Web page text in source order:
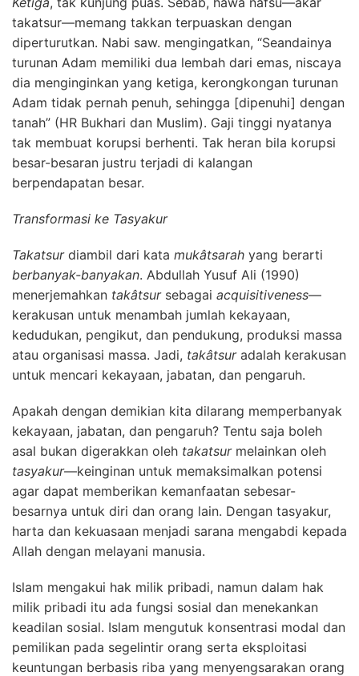
takatsur—memang takkan terpuaskan dengan
diperturutkan. Nabi saw. mengingatkan, “Seandainya
turunan Adam memiliki dua lembah dari emas, niscaya
dia menginginkan yang ketiga, kerongkongan turunan
Adam tidak pernah penuh, sehingga [dipenuhi] dengan
tanah” (HR Bukhari dan Muslim). Gaji tinggi nyatanya
tak membuat korupsi berhenti. Tak heran bila korupsi
besar-besaran justru terjadi di kalangan
berpendapatan besar.
Transformasi ke Tasyakur
Takatsurdiambil dari kata mukâtsarah yang berarti
berbanyak-banyakan. Abdullah Yusuf Ali (1990)
menerjemahkan takâtsur sebagai acquisitiveness—
kerakusan untuk menambah jumlah kekayaan,
kedudukan, pengikut, dan pendukung, produksi massa
atau organisasi massa. Jadi, takâtsuradalah kerakusan
untuk mencari kekayaan, jabatan, dan pengaruh.
Apakah dengan demikian kita dilarang memperbanyak
kekayaan, jabatan, dan pengaruh? Tentu saja boleh
asal bukan digerakkan oleh takatsurmelainkan oleh
tasyakur—keinginan untuk memaksimalkan potensi
agar dapat memberikan kemanfaatan sebesar-
besarnya untuk diri dan orang lain. Dengan tasyakur,
harta dan kekuasaan menjadi sarana mengabdi kepada
Allah dengan melayani manusia.
Islam mengakui hak milik pribadi, namun dalam hak
milik pribadi itu ada fungsi sosial dan menekankan
keadilan sosial. Islam mengutuk konsentrasi modal dan
pemilikan pada segelintir orang serta eksploitasi
keuntungan berbasis riba yang menyengsarakan orang